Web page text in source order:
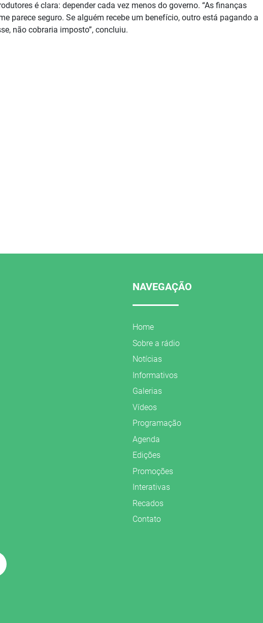
é clara: depender cada vez menos do governo. “As finanças
parece seguro. Se alguém recebe um benefício, outro está pagando a
não cobraria imposto”, concluiu.
NAVEGAÇÃO
Home
Sobre a rádio
Notícias
Informativos
Galerias
Vídeos
Programação
Agenda
Edições
Promoções
Interativas
Recados
Contato